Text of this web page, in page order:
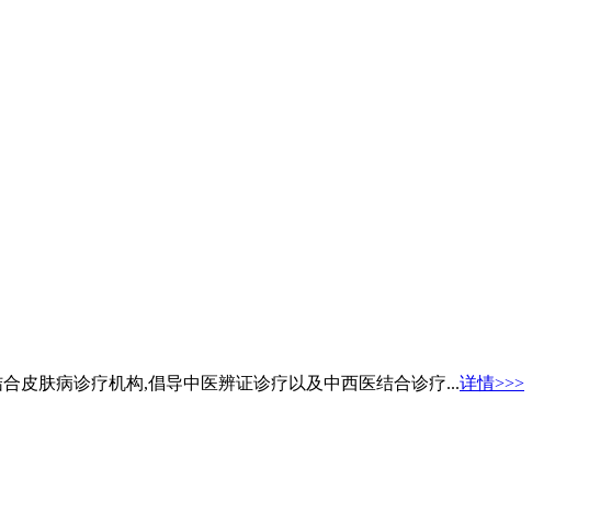
皮肤病诊疗机构,倡导中医辨证诊疗以及中西医结合诊疗...详情>>>